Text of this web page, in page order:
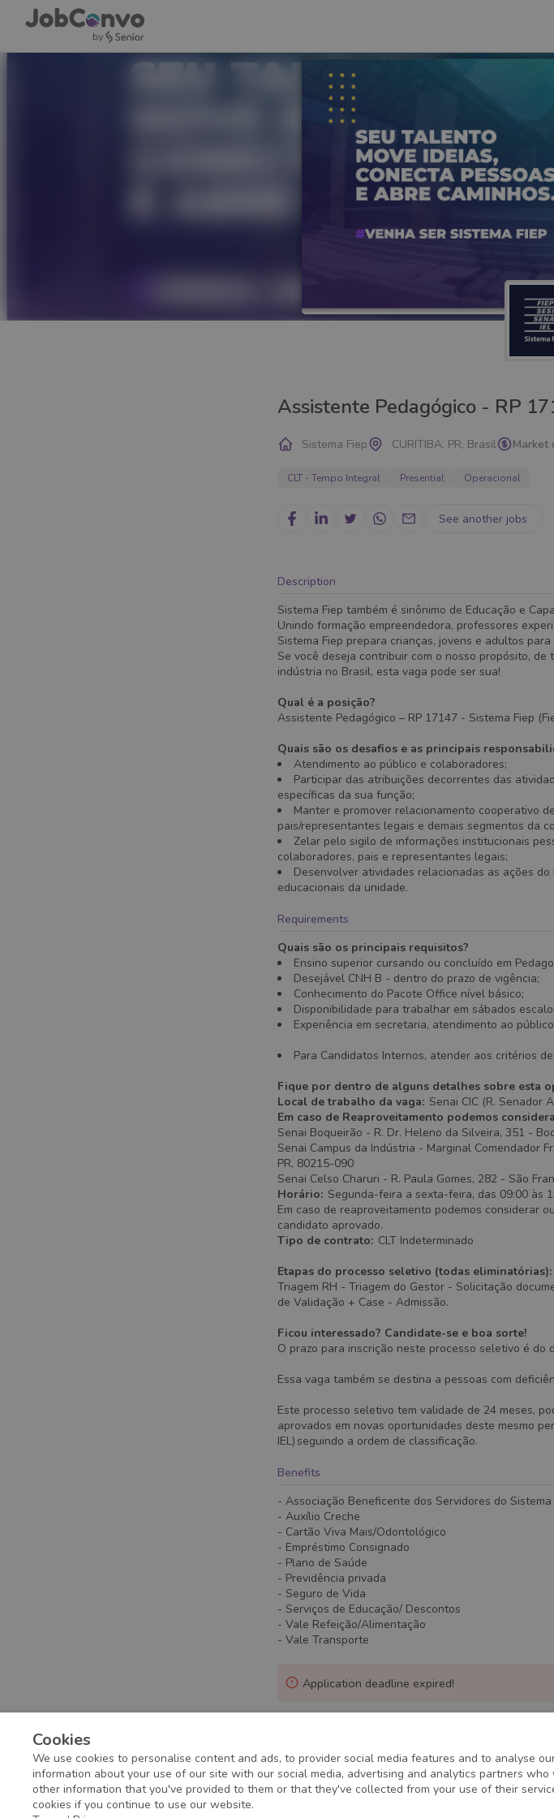
Assistente Pedagógico - RP
Sistema Fiep CURITIBA, PR, Brasil Market
CLT - Tempo Integral Presential Operacional
See another jobs
Description
Sistema Fiep também é sinônimo de Educação e
Unindo formação empreendedora, professores
Sistema Fiep prepara crianças, jovens e adultos
Se você deseja contribuir com o nosso propósito,
indústria no Brasil, esta vaga pode ser sua!
Qual é a posição?
Assistente Pedagógico – RP 17147 - Sistema Fiep
Quais são os desafios e as principais
Atendimento ao público e colaboradores;
Participar das atribuições decorrentes das
específicas da sua função;
Manter e promover relacionamento cooperativo
pais/representantes legais e demais segmentos da
Zelar pelo sigilo de informações institucionais
colaboradores, pais e representantes legais;
Desenvolver atividades relacionadas as ações
educacionais da unidade.
Requirements
Quais são os principais requisitos?
Ensino superior cursando ou concluído em
Desejável CNH B - dentro do prazo de vigência;
Conhecimento do Pacote Office nível básico;
Disponibilidade para trabalhar em sábados
Experiência em secretaria, atendimento ao
Para Candidatos Internos, atender aos critérios
Fique por dentro de alguns detalhes sobre esta
Local de trabalho da vaga: Senai CIC (R. Senador
Em caso de Reaproveitamento podemos
Senai Boqueirão - R. Dr. Heleno da Silveira, 351 -
Senai Campus da Indústria - Marginal Comendador
PR, 80215-090
Senai Celso Charuri - R. Paula Gomes, 282 - São
Horário: Segunda-feira a sexta-feira, das 09:00 às
Em caso de reaproveitamento podemos considerar
candidato aprovado.
Tipo de contrato: CLT Indeterminado
Etapas do processo seletivo (todas eliminatórias):
Triagem RH - Triagem do Gestor - Solicitação
de Validação + Case - Admissão.
Ficou interessado? Candidate-se e boa sorte!
O prazo para inscrição neste processo seletivo é do
Essa vaga também se destina a pessoas com
Este processo seletivo tem validade de 24 meses,
aprovados em novas oportunidades deste mesmo
IEL) seguindo a ordem de classificação.
Benefits
- Associação Beneficente dos Servidores do Sistema
- Auxílio Creche
- Cartão Viva Mais/Odontológico
- Empréstimo Consignado
- Plano de Saúde
- Previdência privada
- Seguro de Vida
- Serviços de Educação/ Descontos
- Vale Refeição/Alimentação
- Vale Transporte
Application deadline expired!
Cookies
We use cookies to personalise content and ads, to provider social media features and to analyse
information about your use of our site with our social media, advertising and analytics partners
other information that you've provided to them or that they've collected from your use of their
cookies if you continue to use our website.